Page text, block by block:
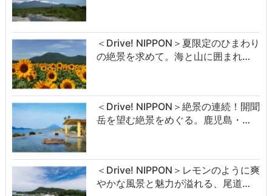
＜Drive! NIPPON＞夏限定のひまわり
の絶景を求めて。海と山に囲まれ…
＜Drive! NIPPON＞絶景の連続！開聞
岳を望む絶景をめぐる。鹿児島・…
＜Drive! NIPPON＞レモンのように爽
やかな風景と魅力が溢れる、尾道…